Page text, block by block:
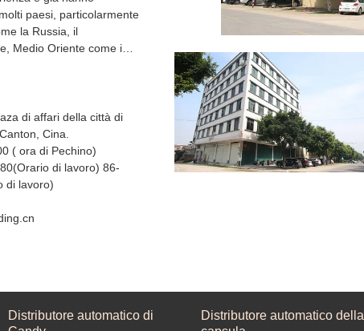
paesi, particolarmente
la Russia, il
Medio Oriente come i
di affari della città di
Cina.
9:00-18:00 ( ora di Pechino)
di lavoro) 86-
di lavoro)
Distributore automatico di
Distributore automatico della